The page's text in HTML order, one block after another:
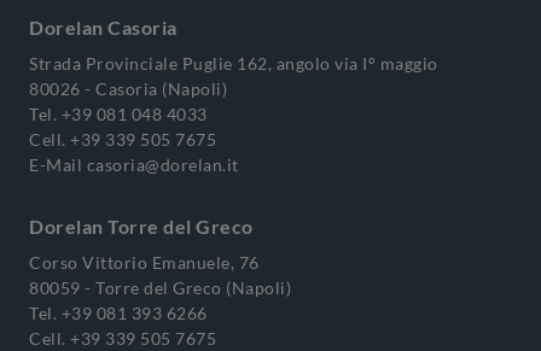
Dorelan Casoria
Strada Provinciale Puglie 162, angolo via I° maggio
80026 - Casoria (Napoli)
Tel. +39 081 048 4033
Cell. +39 339 505 7675
E-Mail casoria@dorelan.it
Dorelan Torre del Greco
Corso Vittorio Emanuele, 76
80059 - Torre del Greco (Napoli)
Tel. +39 081 393 6266
Cell. +39 339 505 7675